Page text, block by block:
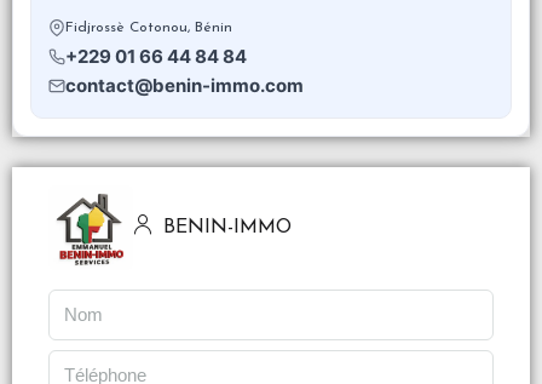
Fidjrossè Cotonou, Bénin
+229 01 66 44 84 84
contact@benin-immo.com
BENIN-IMMO